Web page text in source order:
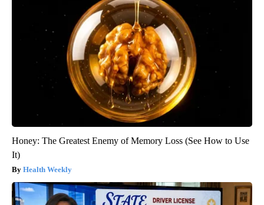
Honey: The Greatest Enemy of Memory Loss (See How to Use
It)
Health Weekly